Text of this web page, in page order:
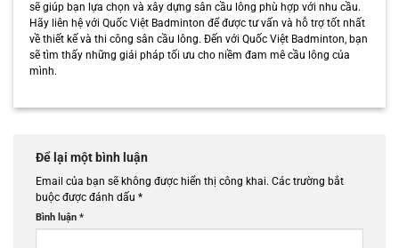
sẽ giúp bạn lựa chọn và xây dựng sân cầu lông phù hợp với nhu cầu.
Hãy liên hệ với Quốc Việt Badminton để được tư vấn và hỗ trợ tốt nhất
về thiết kế và thi công sân cầu lông. Đến với Quốc Việt Badminton, bạn
sẽ tìm thấy những giải pháp tối ưu cho niềm đam mê cầu lông của
mình.
Để lại một bình luận
Email của bạn sẽ không được hiển thị công khai. Các trường bắt
buộc được đánh dấu *
Bình luận *